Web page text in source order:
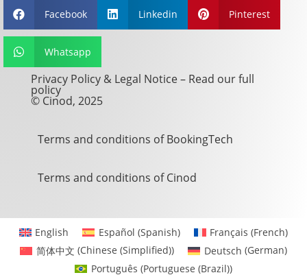
 Facebook  Linkedin  Pinterest
 Whatsapp
Privacy Policy & Legal Notice – Read our full
policy
© Cinod, 2025
Terms and conditions of BookingTech
Terms and conditions of Cinod
English Español (Spanish) Français (French)
简体中文 (Chinese (Simplified)) Deutsch (German)
Português (Portuguese (Brazil))